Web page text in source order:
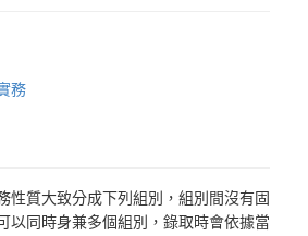
務
性質大致分成下列組別，組別間沒有固
以同時身兼多個組別，錄取時會依據當